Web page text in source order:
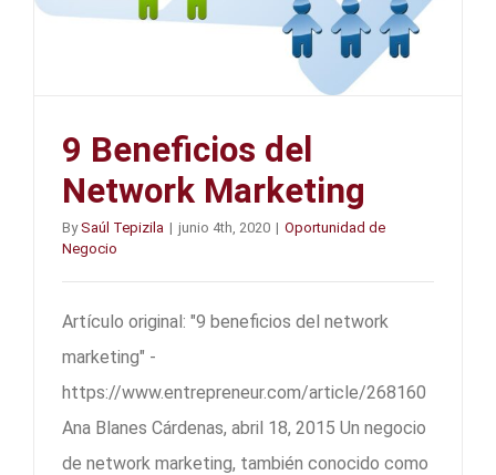
9 Beneficios del
Network Marketing
BySaúl Tepizila | junio 4th, 2020 | Oportunidad de
Negocio
Artículo original: "9 beneficios del network
marketing" -
https://www.entrepreneur.com/article/268160
Ana Blanes Cárdenas, abril 18, 2015 Un negocio
de network marketing, también conocido como